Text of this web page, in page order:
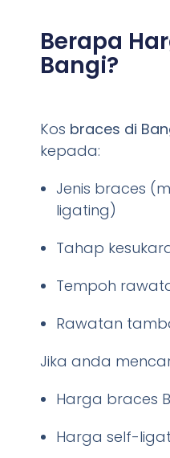
Berapa
Bangi?
Kos braces di
kepada:
Jenis braces
ligating)
Tahap
Tempoh
Rawatan
Jika anda
Harga braces
Harga self-